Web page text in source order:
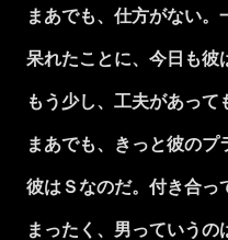
まあでも、仕方がない。
呆れたことに、今日も彼
もう少し、工夫があって
まあでも、きっと彼のプ
彼はＳなのだ。付き合っ
まったく、男っていうの